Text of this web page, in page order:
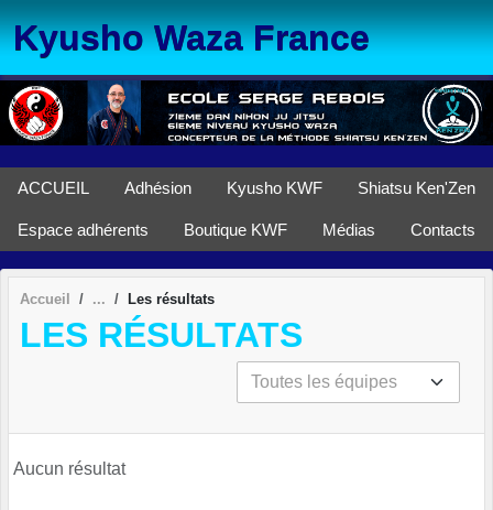
Kyusho Waza France
ACCUEIL Adhésion Kyusho KWF Shiatsu Ken'Zen
Espace adhérents Boutique KWF Médias Contacts
Accueil Les résultats
LES RÉSULTATS
Aucun résultat